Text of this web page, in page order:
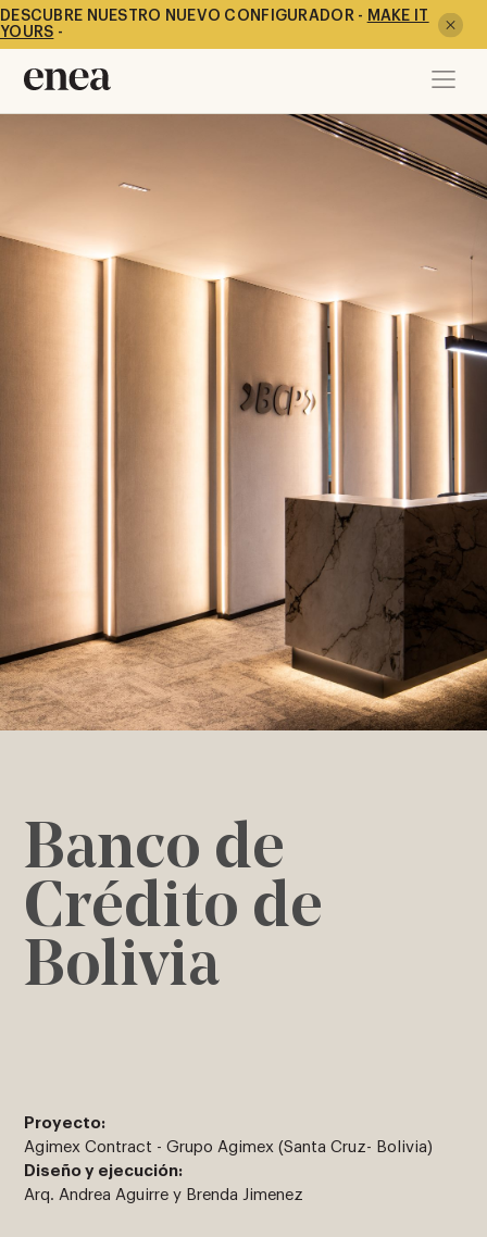
DESCUBRE NUESTRO NUEVO CONFIGURADOR - MAKE IT
YOURS -
Banco de
Crédito de
Bolivia
Proyecto:
Agimex Contract - Grupo Agimex (Santa Cruz- Bolivia)
Diseño y ejecución:
Arq. Andrea Aguirre y Brenda Jimenez